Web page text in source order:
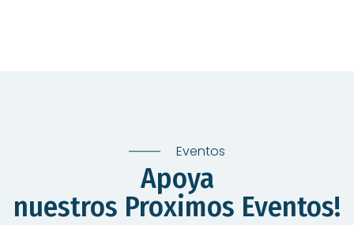
Eventos
Apoya
nuestros Proximos Eventos!